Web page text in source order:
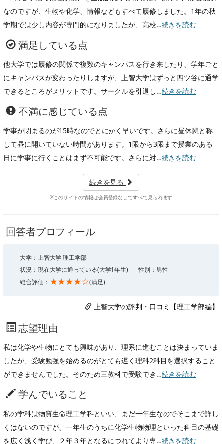
なのですが、生物や化学、情報などもすべて履修しました。1年の秋
学期では少し内容が専門的になりましたが、高校…続きを読む
満足している点
他大学では履修の関係で複数のキャンパスを行き来したり、学年ごと
にキャンパスが変わったりしますが、上智大学はずっと四ツ谷に通学
できるところがメリットです。サークルを引退し…続きを読む
不満に感じている点
学事が閉まるのが15時なのでとにかく早いです。さらに昼休憩と称
して昼に開いていない時間があります。1限から3限まで授業のある
日に学事に行くことはまず不可能です。さらに対…続きを読む
続きを見る
※このサイトの情報は会員登録なしですべて見られます
回答者プロフィール
大学：上智大学 理工学部
状況：現在大学に通っている(大学1年生)
性別：男性
総合評価： ★★★★☆(満足)
上智大学の評判・口コミ【理工学部編】
志望理由
私は化学や生物にとても興味があり、理系に進むことは決まっていま
したが、受験勉強を始めるのがとても遅く理科2科目を選択すること
ができませんでした。そのため三教科で受験でき…続きを読む
学んでいること
私の学科は物質生命理工学科といい、まだ一年生なのでそこまで詳し
くはないのですが、一年生のうちに化学生物物理といった科目の基礎
を広く浅く学び、２年３年となるにつれてより専…続きを読む